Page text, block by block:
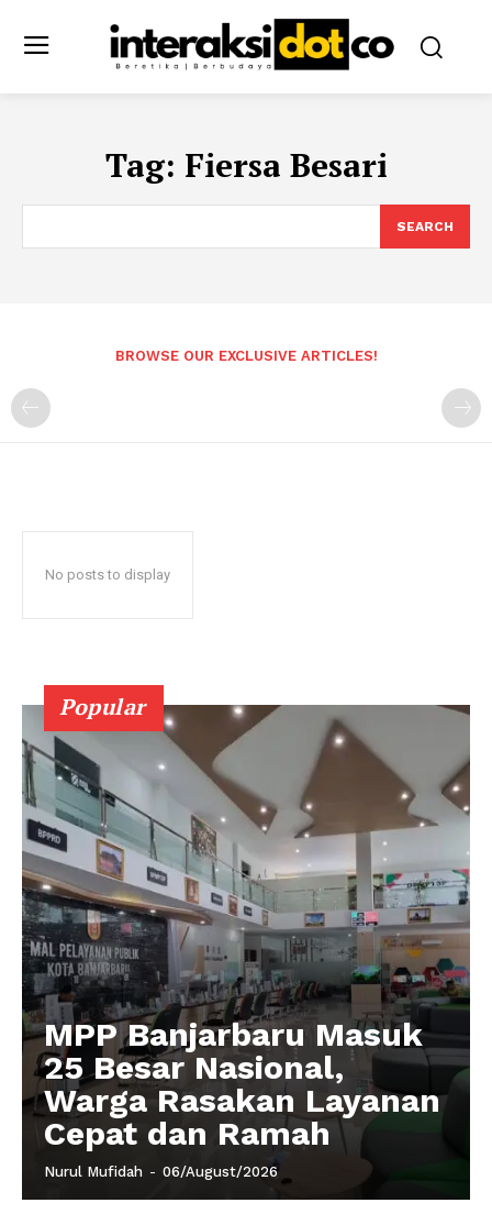
Tag: Fiersa Besari
SEARCH
BROWSE OUR EXCLUSIVE ARTICLES!
No posts to display
Popular
MPP Banjarbaru Masuk
25 Besar Nasional,
Warga Rasakan Layanan
Cepat dan Ramah
Nurul Mufidah - 06/August/2026